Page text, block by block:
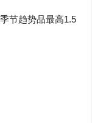
节趋势品最高1.5